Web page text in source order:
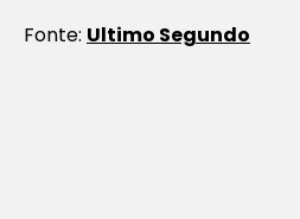
Fonte: Ultimo Segundo